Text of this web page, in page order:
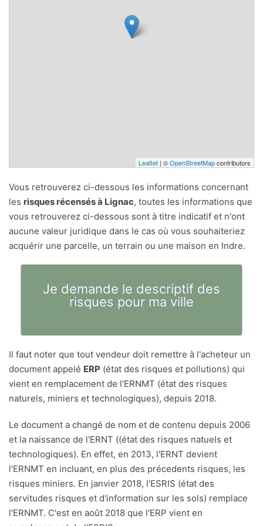
Leaflet | ©OpenStreetMapcontributors
Vous retrouverez ci-dessous les informations concernant
les risques récensés à Lignac, toutes les informations que
vous retrouverez ci-dessous sont à titre indicatif et n'ont
aucune valeur juridique dans le cas où vous souhaiteriez
acquérir une parcelle, un terrain ou une maison en Indre.
Je demande le descriptif des
risques pour ma ville
Il faut noter que tout vendeur doit remettre à l'acheteur un
document appelé ERP (état des risques et pollutions) qui
vient en remplacement de l'ERNMT (état des risques
naturels, miniers et technologiques), depuis 2018.
Le document a changé de nom et de contenu depuis 2006
et la naissance de l'ERNT ((état des risques natuels et
technologiques). En effet, en 2013, l'ERNT devient
l'ERNMT en incluant, en plus des précedents risques, les
risques miniers. En janvier 2018, l'ESRIS (état des
servitudes risques et d'information sur les sols) remplace
l'ERNMT. C'est en août 2018 que l'ERP vient en